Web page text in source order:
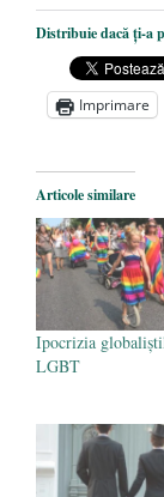
Statul
- 16
Distribuie dacă ți-a
Imprimare
Articole similare
Ipocrizia
LGBT